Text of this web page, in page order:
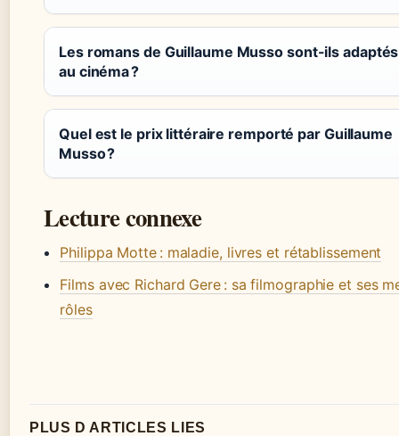
Les romans de Guillaume Musso sont-ils adaptés
au cinéma ?
Quel est le prix littéraire remporté par Guillaume
Musso ?
Lecture connexe
Philippa Motte : maladie, livres et rétablissement
Films avec Richard Gere : sa filmographie et ses
rôles
PLUS D ARTICLES LIES